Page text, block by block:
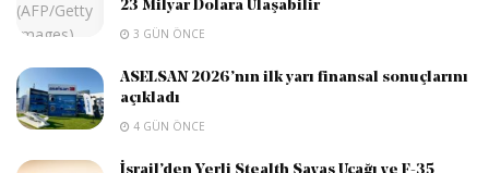
23 Milyar Dolara Ulaşabilir
3 GÜN ÖNCE
ASELSAN 2026’nın ilk yarı finansal sonuçlarını
açıkladı
4 GÜN ÖNCE